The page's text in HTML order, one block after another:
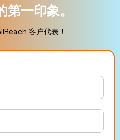
一印象。
客户代表！